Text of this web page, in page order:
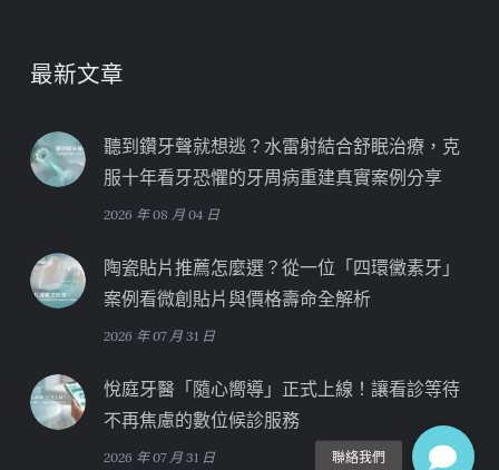
最新文章
聽到鑽牙聲就想逃？水雷射結合舒眠治療，克
服十年看牙恐懼的牙周病重建真實案例分享
2026 年 08 月 04 日
陶瓷貼片推薦怎麼選？從一位「四環黴素牙」
案例看微創貼片與價格壽命全解析
2026 年 07 月 31 日
悅庭牙醫「隨心嚮導」正式上線！讓看診等待
不再焦慮的數位候診服務
2026 年 07 月 31 日